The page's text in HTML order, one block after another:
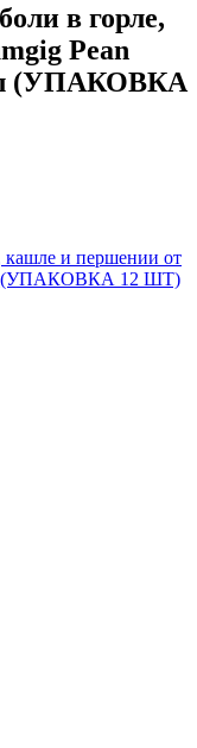
в горле,
Pean
(УПАКОВКА